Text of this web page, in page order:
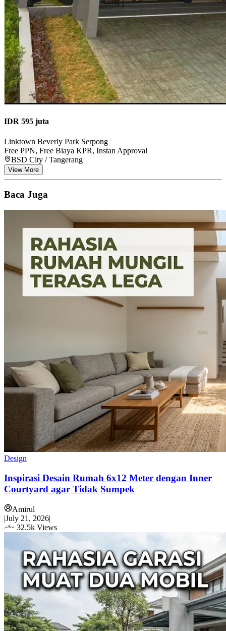
IDR 595 juta
Linktown Beverly Park Serpong
Free PPN, Free Biaya KPR, Instan Approval
BSD City / Tangerang
View More
Baca Juga
Design
Inspirasi Desain Rumah 6x12 Meter dengan Inner
Courtyard agar Tidak Sumpek
Amirul
|July 21, 2026|
~ 32.5k Views